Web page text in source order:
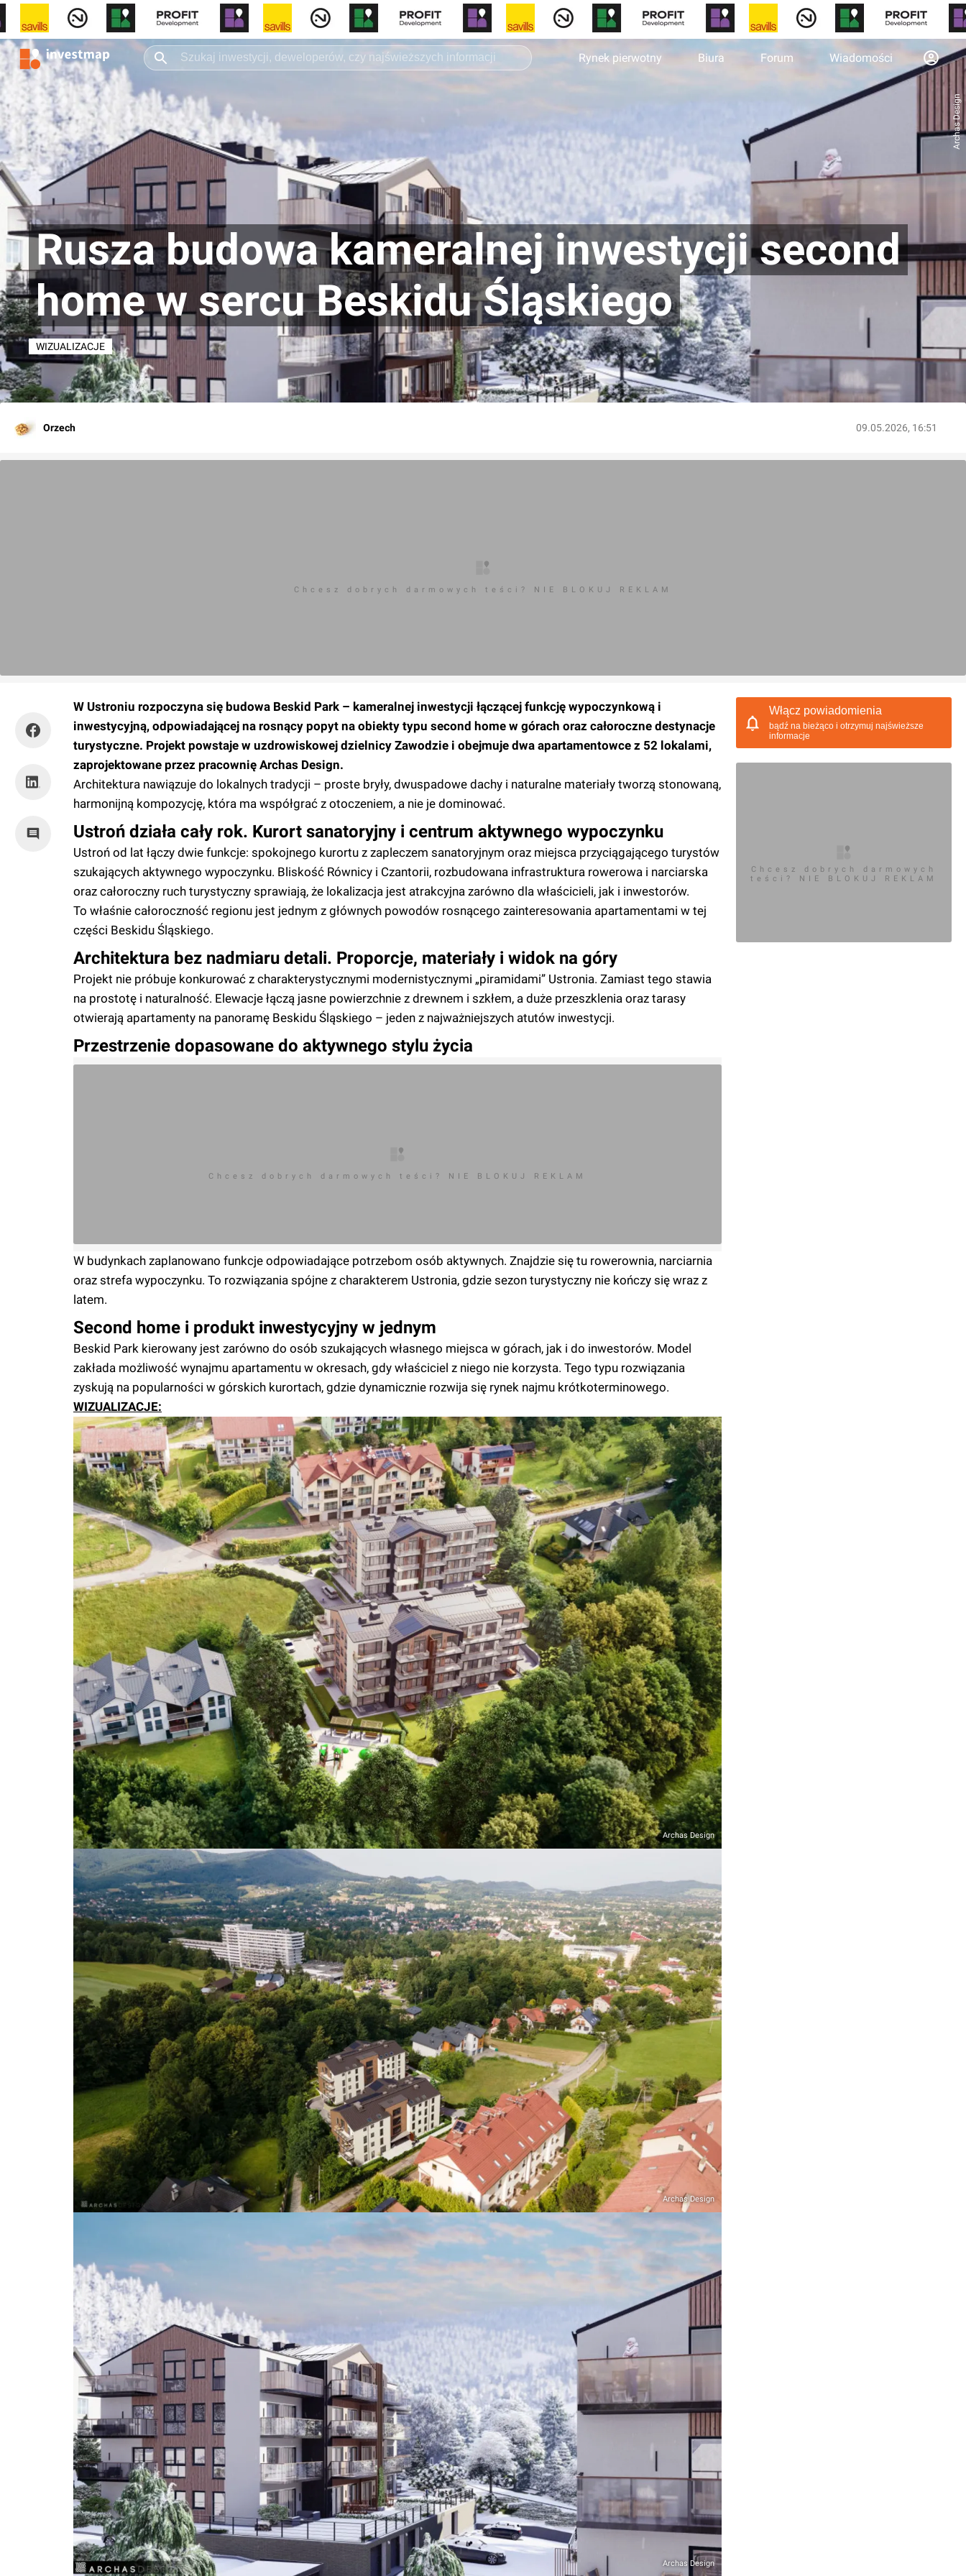
Rynek pierwotny Biura Forum Wiadomości
Archas Design
Rusza budowa kameralnej inwestycji second
home w sercu Beskidu Śląskiego
WIZUALIZACJE
Orzech 09.05.2026, 16:51
Chcesz dobrych darmowych teści? NIE BLOKUJ REKLAM
W Ustroniu rozpoczyna się budowa Beskid Park – kameralnej inwestycji łączącej funkcję wypoczynkową i
inwestycyjną, odpowiadającej na rosnący popyt na obiekty typu second home w górach oraz całoroczne destynacje
turystyczne. Projekt powstaje w uzdrowiskowej dzielnicy Zawodzie i obejmuje dwa apartamentowce z 52 lokalami,
zaprojektowane przez pracownię Archas Design.
Architektura nawiązuje do lokalnych tradycji – proste bryły, dwuspadowe dachy i naturalne materiały tworzą stonowaną,
harmonijną kompozycję, która ma współgrać z otoczeniem, a nie je dominować.
Ustroń działa cały rok. Kurort sanatoryjny i centrum aktywnego wypoczynku
Ustroń od lat łączy dwie funkcje: spokojnego kurortu z zapleczem sanatoryjnym oraz miejsca przyciągającego turystów
szukających aktywnego wypoczynku. Bliskość Równicy i Czantorii, rozbudowana infrastruktura rowerowa i narciarska
oraz całoroczny ruch turystyczny sprawiają, że lokalizacja jest atrakcyjna zarówno dla właścicieli, jak i inwestorów.
To właśnie całoroczność regionu jest jednym z głównych powodów rosnącego zainteresowania apartamentami w tej
części Beskidu Śląskiego.
Architektura bez nadmiaru detali. Proporcje, materiały i widok na góry
Projekt nie próbuje konkurować z charakterystycznymi modernistycznymi „piramidami” Ustronia. Zamiast tego stawia
na prostotę i naturalność. Elewacje łączą jasne powierzchnie z drewnem i szkłem, a duże przeszklenia oraz tarasy
otwierają apartamenty na panoramę Beskidu Śląskiego – jeden z najważniejszych atutów inwestycji.
Przestrzenie dopasowane do aktywnego stylu życia
Chcesz dobrych darmowych teści? NIE BLOKUJ REKLAM
W budynkach zaplanowano funkcje odpowiadające potrzebom osób aktywnych. Znajdzie się tu rowerownia, narciarnia
oraz strefa wypoczynku. To rozwiązania spójne z charakterem Ustronia, gdzie sezon turystyczny nie kończy się wraz z
latem.
Second home i produkt inwestycyjny w jednym
Beskid Park kierowany jest zarówno do osób szukających własnego miejsca w górach, jak i do inwestorów. Model
zakłada możliwość wynajmu apartamentu w okresach, gdy właściciel z niego nie korzysta. Tego typu rozwiązania
zyskują na popularności w górskich kurortach, gdzie dynamicznie rozwija się rynek najmu krótkoterminowego.
WIZUALIZACJE:
Archas Design
Archas Design
Archas Design
Włącz powiadomienia
bądź na bieżąco i otrzymuj najświeższe
informacje
Chcesz dobrych darmowych
teści? NIE BLOKUJ REKLAM